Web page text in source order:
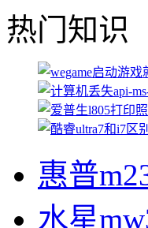
热门知识
惠普
水星